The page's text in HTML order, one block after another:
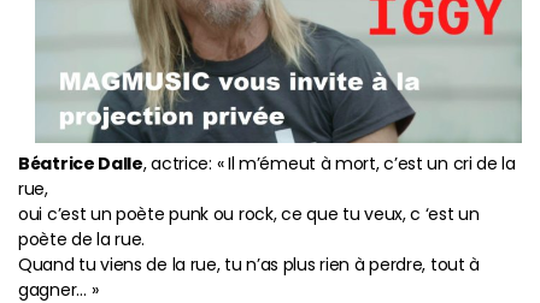
Béatrice Dalle, actrice: « Il m’émeut à mort, c’est un cri de la
rue,
oui c’est un poète punk ou rock, ce que tu veux, c ‘est un
poète de la rue.
Quand tu viens de la rue, tu n’as plus rien à perdre, tout à
gagner… »